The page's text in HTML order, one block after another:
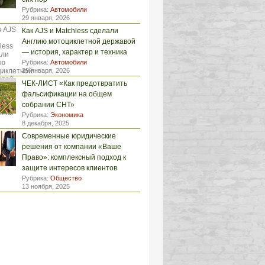
Рубрика: Автомобили
29 января, 2026
Как AJS и Matchless сделали
Англию мотоциклетной державой
— история, характер и техника
Рубрика: Автомобили
29 января, 2026
ЧЕК-ЛИСТ «Как предотвратить
фальсификации на общем
собрании СНТ»
Рубрика: Экономика
8 декабря, 2025
Современные юридические
решения от компании «Ваше
Право»: комплексный подход к
защите интересов клиентов
Рубрика: Общество
13 ноября, 2025